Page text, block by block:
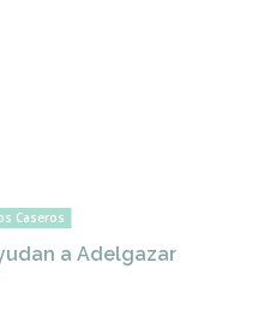
Caseros
a Adelgazar